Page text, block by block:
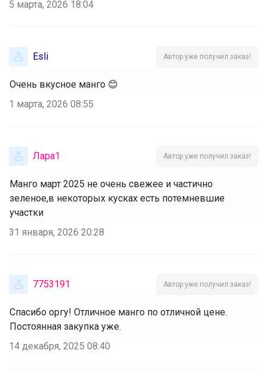
5 марта, 2026 18:04
Esli Автор уже получил заказ!
Очень вкусное манго 😊
1 марта, 2026 08:55
Лара1 Автор уже получил заказ!
Манго март 2025 не очень свежее и частично
зеленое,в некоторых кусках есть потемневшие
участки
31 января, 2026 20:28
7753191 Автор уже получил заказ!
Спасибо оргу! Отличное манго по отличной цене.
Постоянная закупка уже.
14 декабря, 2025 08:40